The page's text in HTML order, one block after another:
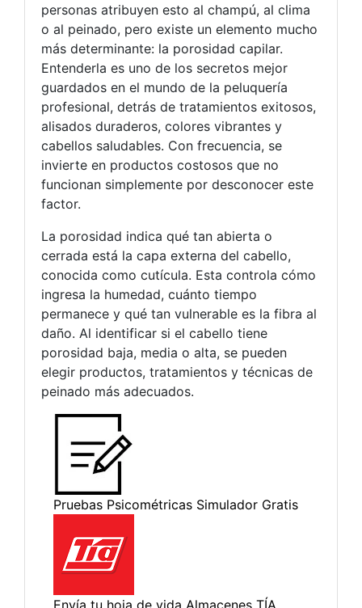
personas atribuyen esto al champú, al clima
o al peinado, pero existe un elemento mucho
más determinante: la porosidad capilar.
Entenderla es uno de los secretos mejor
guardados en el mundo de la peluquería
profesional, detrás de tratamientos exitosos,
alisados duraderos, colores vibrantes y
cabellos saludables. Con frecuencia, se
invierte en productos costosos que no
funcionan simplemente por desconocer este
factor.
La porosidad indica qué tan abierta o
cerrada está la capa externa del cabello,
conocida como cutícula. Esta controla cómo
ingresa la humedad, cuánto tiempo
permanece y qué tan vulnerable es la fibra al
daño. Al identificar si el cabello tiene
porosidad baja, media o alta, se pueden
elegir productos, tratamientos y técnicas de
peinado más adecuados.